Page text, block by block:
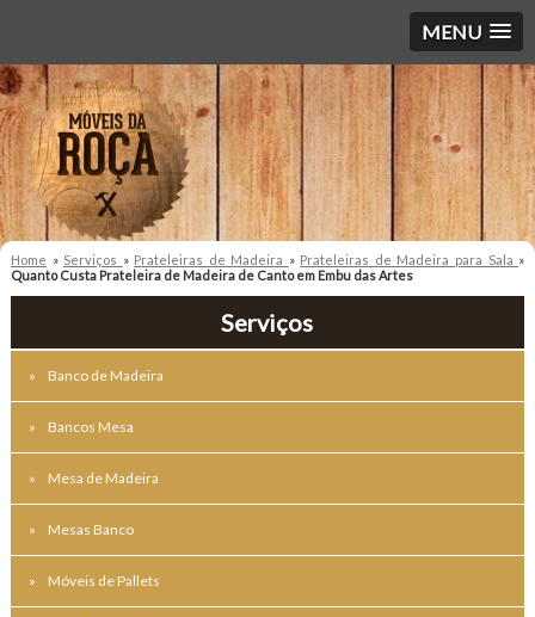
MENU
Home » Serviços » Prateleiras de Madeira » Prateleiras de Madeira para Sala »
Quanto Custa Prateleira de Madeira de Canto em Embu das Artes
Serviços
Banco de Madeira
Bancos Mesa
Mesa de Madeira
Mesas Banco
Móveis de Pallets